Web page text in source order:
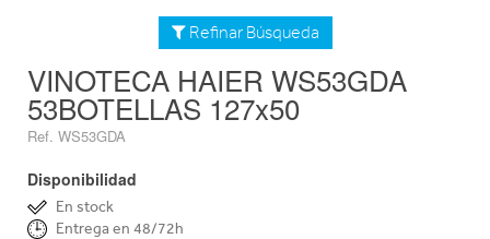
Refinar Búsqueda
VINOTECA HAIER WS53GDA
53BOTELLAS 127x50
Ref. WS53GDA
Disponibilidad
En stock
Entrega en 48/72h